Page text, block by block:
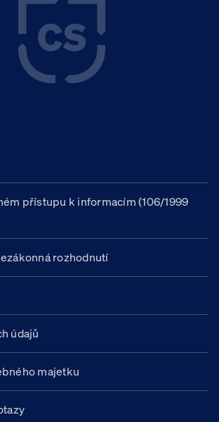
přístupu k informacím (106/1999
rozhodnutí
údajů
majetku